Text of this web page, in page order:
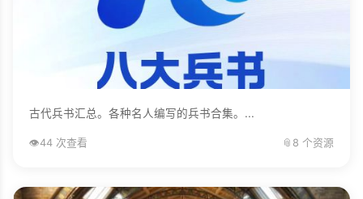
古代兵书汇总。各种名人编写的兵书合集。...
👁️44 次查看 📎 8 个资源